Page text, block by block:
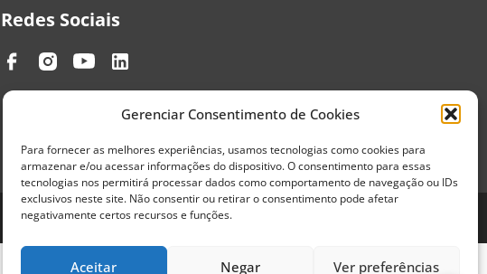
Gerenciar Consentimento de Cookies
Para fornecer as melhores experiências, usamos tecnologias como cookies para
armazenar e/ou acessar informações do dispositivo. O consentimento para essas
tecnologias nos permitirá processar dados como comportamento de navegação ou IDs
exclusivos neste site. Não consentir ou retirar o consentimento pode afetar
negativamente certos recursos e funções.
Aceitar Negar Ver preferências
Redes Sociais
Termos de Uso